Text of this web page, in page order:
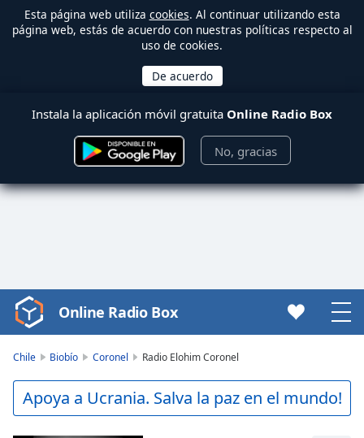
Esta página web utiliza cookies. Al continuar utilizando esta
página web, estás de acuerdo con nuestras políticas respecto al
uso de cookies.
Instala la aplicación móvil gratuita Online Radio Box
No, gracias
Video
Player
Play
Video
Online Radio Box
Chile Biobío Coronel Radio Elohim Coronel
Apoya a Ucrania. Salva la paz en el mundo!